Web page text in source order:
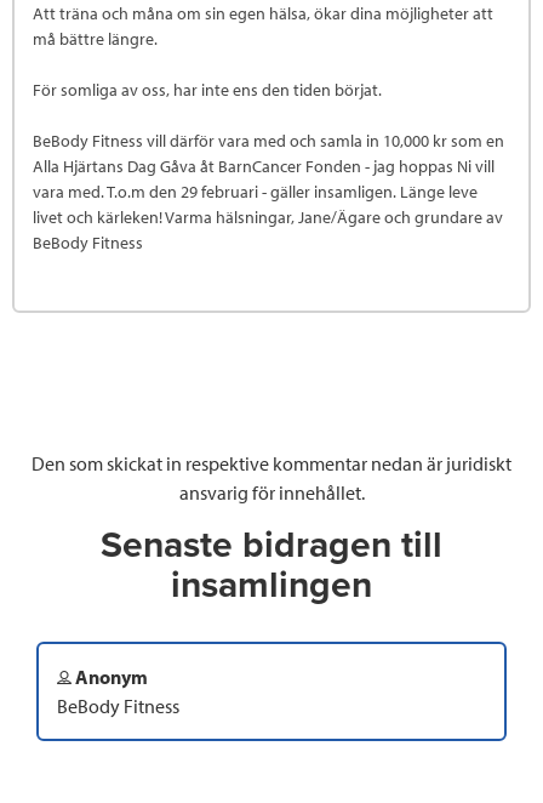
Att träna och måna om sin egen hälsa, ökar dina möjligheter att
må bättre längre.
För somliga av oss, har inte ens den tiden börjat.
BeBody Fitness vill därför vara med och samla in 10,000 kr som en
Alla Hjärtans Dag Gåva åt BarnCancer Fonden - jag hoppas Ni vill
vara med. T.o.m den 29 februari - gäller insamligen. Länge leve
livet och kärleken! Varma hälsningar, Jane/Ägare och grundare av
BeBody Fitness
Den som skickat in respektive kommentar nedan är juridiskt
ansvarig för innehållet.
Senaste bidragen till
insamlingen
Anonym
BeBody Fitness